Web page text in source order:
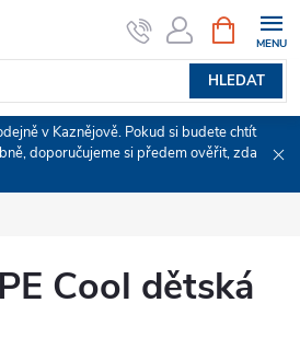
HLEDAT
NÁKUPNÍ
KOŠÍK
v Kaznějově. Pokud si budete chtít
doporučujeme si předem ověřit, zda
Cool dětská